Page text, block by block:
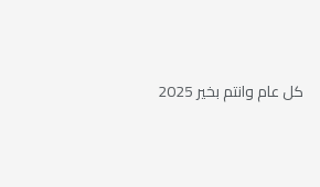
كل عام وانتم بخير 2025